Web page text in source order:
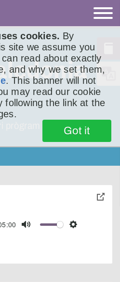
cookies. By
site we assume you
read about exactly
and why we set them,
. This banner will not
may read our cookie
following the link at the
Got it
prògram o chionn
Mute Settings
toggle